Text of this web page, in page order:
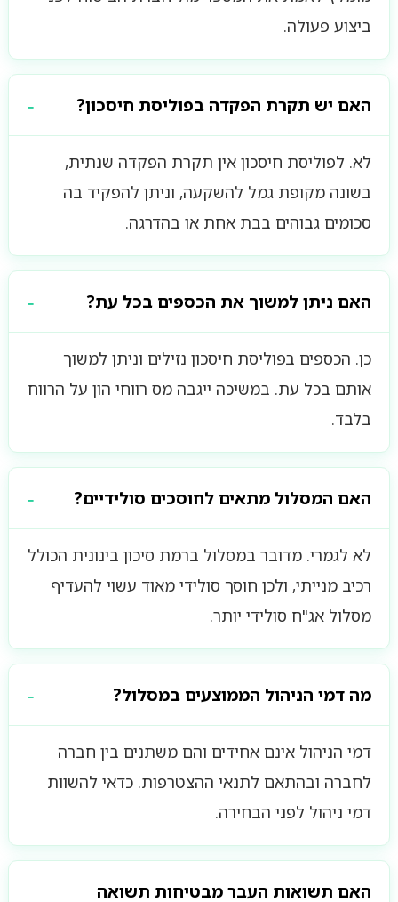
ביצוע פעולה.
האם יש תקרת הפקדה בפוליסת חיסכון?
לא. לפוליסת חיסכון אין תקרת הפקדה שנתית,
בשונה מקופת גמל להשקעה, וניתן להפקיד בה
סכומים גבוהים בבת אחת או בהדרגה.
האם ניתן למשוך את הכספים בכל עת?
כן. הכספים בפוליסת חיסכון נזילים וניתן למשוך
אותם בכל עת. במשיכה ייגבה מס רווחי הון על הרווח
בלבד.
האם המסלול מתאים לחוסכים סולידיים?
לא לגמרי. מדובר במסלול ברמת סיכון בינונית הכולל
רכיב מנייתי, ולכן חוסך סולידי מאוד עשוי להעדיף
מסלול אג"ח סולידי יותר.
מה דמי הניהול הממוצעים במסלול?
דמי הניהול אינם אחידים והם משתנים בין חברה
לחברה ובהתאם לתנאי ההצטרפות. כדאי להשוות
דמי ניהול לפני הבחירה.
האם תשואות העבר מבטיחות תשואה